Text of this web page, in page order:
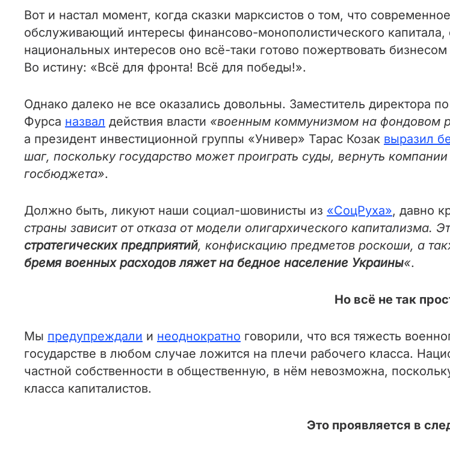
Вот и настал момент, когда сказки марксистов о том, что
обслуживающий интересы финансово-монополистического
национальных интересов оно всё-таки готово пожертвовать
Во истину: «Всё для фронта! Всё для победы!».
Однако далеко не все оказались довольны. Заместитель директора
Фурса назвал действия власти «военным коммунизмом на фондовом
а президент инвестиционной группы «Универ» Тарас Козак выразил
шаг, поскольку государство может проиграть суды, вернуть
госбюджета».
Должно быть, ликуют наши социал-шовинисты из «СоцРуха», давно
страны зависит от отказа от модели олигархического капитализма.
стратегических предприятий, конфискацию предметов роскоши, а
бремя военных расходов ляжет на бедное население Украины«.
Но всё не так
Мы предупреждали и неоднократно говорили, что вся тяжесть
государстве в любом случае ложится на плечи рабочего класса.
частной собственности в общественную, в нём невозможна,
класса капиталистов.
Это проявляется в